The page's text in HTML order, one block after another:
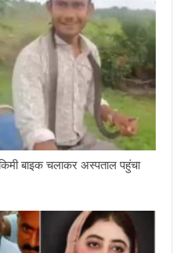
बाइक चलाकर अस्पताल पहुंचा